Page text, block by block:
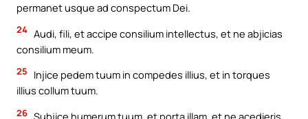
permanet usque ad conspectum Dei.
24 Audi, fili, et accipe consilium intellectus, et ne abjicias
consilium meum.
25
Injice pedem tuum in compedes illius, et in torques
illius collum tuum.
26 Subjice humerum tuum, et porta illam, et ne acedieris